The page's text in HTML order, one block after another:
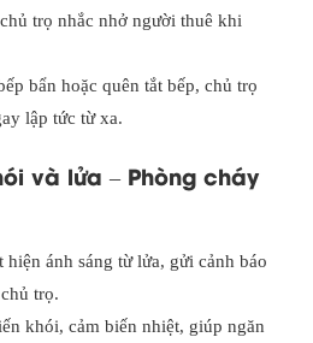
trọ nhắc nhở người thuê khi
bẩn hoặc quên tắt bếp, chủ trọ
lập tức từ xa.
và lửa – Phòng cháy
hiện ánh sáng từ lửa, gửi cảnh báo
trọ.
khói, cảm biến nhiệt, giúp ngăn